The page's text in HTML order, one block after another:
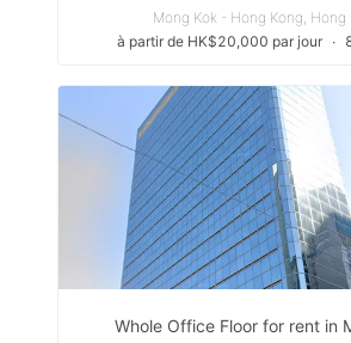
Mong Kok - Hong Kong, Hong
à partir de HK$20,000 par jour
∙
Whole Office Floor for rent in